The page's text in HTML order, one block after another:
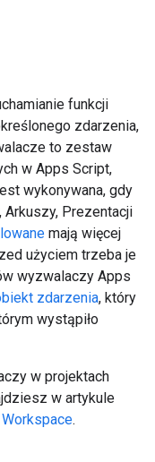
funkcji
zdarzenia,
to zestaw
w Apps Script,
wykonywana, gdy
Prezentacji
mają więcej
użyciem trzeba je
wyzwalaczy Apps
zdarzenia, który
wystąpiło
w projektach
w artykule
.